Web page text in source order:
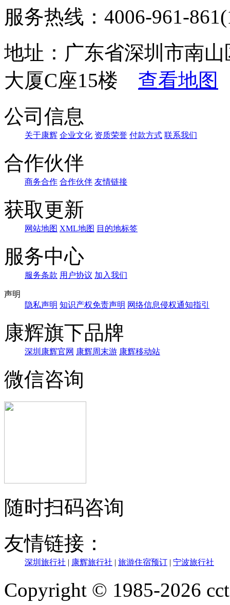
服务热线：4006-961-
地址：广东省深圳市南
大厦C座15楼 查看地图
公司信息
关于康辉 企业文化 资质荣誉 付款方式 联系我们
合作伙伴
商务合作 合作伙伴 友情链接
获取更新
网站地图 XML地图 目的地标签
服务中心
服务条款 用户协议 加入我们
声明
隐私声明 知识产权免责声明 网络信息侵权通知指引
康辉旗下品牌
深圳康辉官网 康辉周末游 康辉移动站
微信咨询
随时扫码咨询
友情链接：
深圳旅行社 | 康辉旅行社 | 旅游住宿预订 | 宁波旅行社
Copyright © 1985-2026